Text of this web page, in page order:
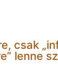
csak
lenne